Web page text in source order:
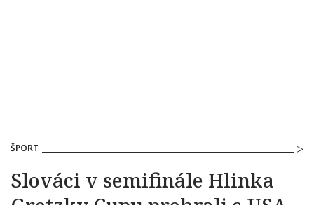
ŠPORT